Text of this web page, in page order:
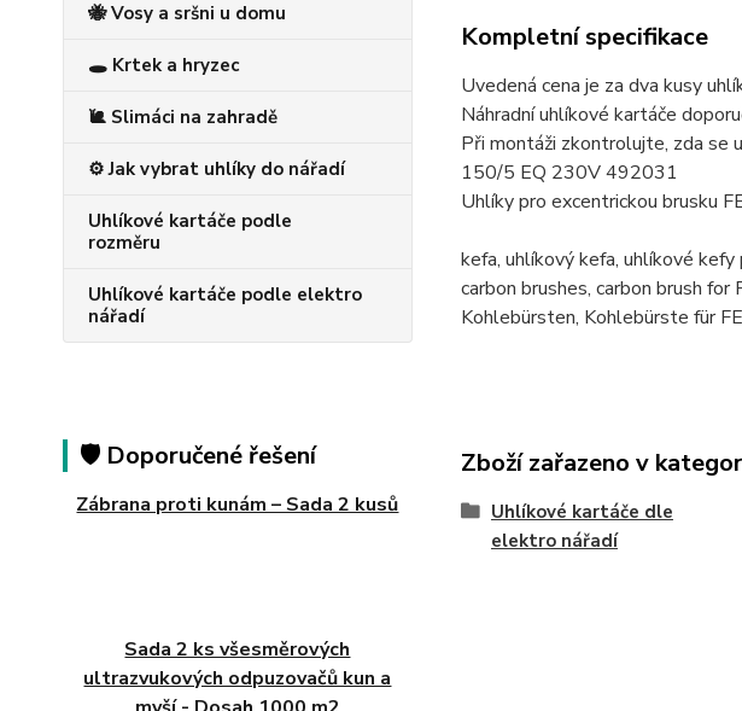
🐝 Vosy a sršni u domu
🕳️ Krtek a hryzec
🐌 Slimáci na zahradě
⚙️ Jak vybrat uhlíky do nářadí
Uhlíkové kartáče podle
rozměru
Uhlíkové kartáče podle elektro
nářadí
🛡️ Doporučené řešení
Zábrana proti kunám – Sada 2 kusů
Sada 2 ks všesměrových
ultrazvukových odpuzovačů kun a
Kompletní specifikace
Uvedená cena je za dva kusy
Náhradní uhlíkové kartáče
Při montáži zkontrolujte, zda se
150/5 EQ 230V 492031
Uhlíky pro excentrickou brusku
kefa, uhlíkový kefa, uhlíkové
carbon brushes, carbon brush
Kohlebürsten, Kohlebürste für
Zboží zařazeno v
Uhlíkové kartáče dle
elektro nářadí